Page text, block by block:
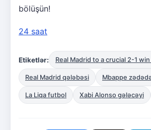
bölüşün!
24 saat
Etiketlər: Real Madrid to a crucial 2-1
Real Madrid qələbəsi Mbappe
La Liqa futbol Xabi Alonso gələcəyi